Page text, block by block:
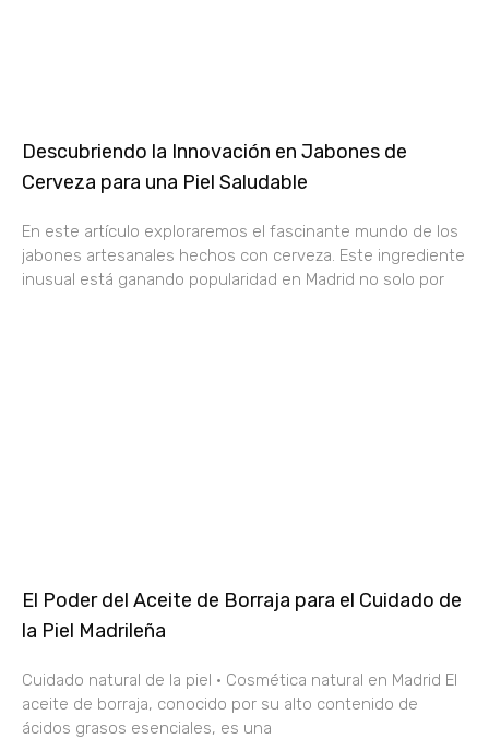
Descubriendo la Innovación en Jabones de
Cerveza para una Piel Saludable
En este artículo exploraremos el fascinante mundo de los
jabones artesanales hechos con cerveza. Este ingrediente
inusual está ganando popularidad en Madrid no solo por
El Poder del Aceite de Borraja para el Cuidado de
la Piel Madrileña
Cuidado natural de la piel · Cosmética natural en Madrid El
aceite de borraja, conocido por su alto contenido de
ácidos grasos esenciales, es una